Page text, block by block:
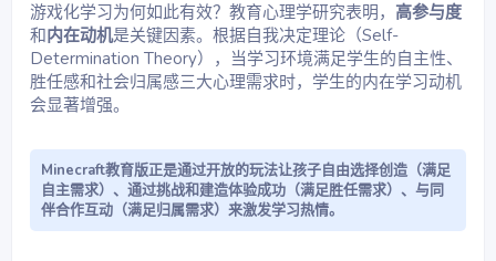
游戏化学习为何如此有效？教育心理学研究表明， 高参与度
和内在动机是关键因素。根据自我决定理论（Self-
Determination Theory），当学习环境满足学生的自主性、
胜任感和社会归属感三大心理需求时，学生的内在学习动机
会显著增强。
Minecraft教育版正是通过开放的玩法让孩子自由选择创造（满足
自主需求）、通过挑战和建造体验成功（满足胜任需求）、与同
伴合作互动（满足归属需求）来激发学习热情。